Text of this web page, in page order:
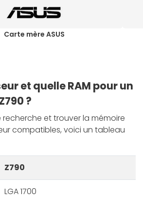
Carte mère ASUS
et quelle RAM pour un
?
recherche et trouver la mémoire
compatibles, voici un tableau
Z790
LGA 1700